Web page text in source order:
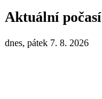
Aktuální počasí
dnes, pátek 7. 8. 2026